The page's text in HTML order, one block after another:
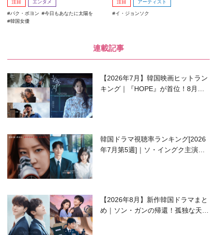
注目 エンタメ
パク・ボヨン
今日もあなたに太陽を
韓国女優
注目 アーティスト
イ・ジョンソク
連載記事
【2026年7月】韓国映画ヒットラン
キング｜『HOPE』が首位！8月公
韓国ドラマ視聴率ランキング[2026
年7月第5週]｜ソ・イングク主演の
【2026年8月】新作韓国ドラマまと
め｜ソン・ガンの帰還！孤独な天才